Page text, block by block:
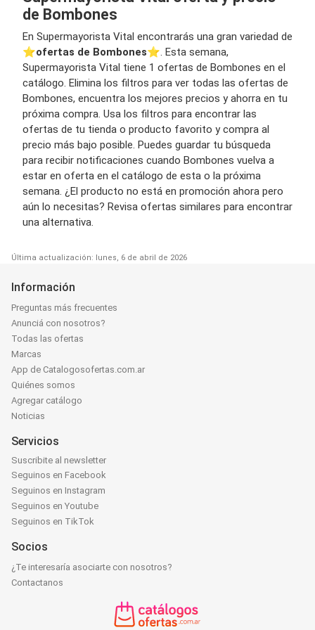
de Bombones
En Supermayorista Vital encontrarás una gran variedad de
⭐️ofertas de Bombones⭐️. Esta semana,
Supermayorista Vital tiene 1 ofertas de Bombones en el
catálogo. Elimina los filtros para ver todas las ofertas de
Bombones, encuentra los mejores precios y ahorra en tu
próxima compra. Usa los filtros para encontrar las
ofertas de tu tienda o producto favorito y compra al
precio más bajo posible. Puedes guardar tu búsqueda
para recibir notificaciones cuando Bombones vuelva a
estar en oferta en el catálogo de esta o la próxima
semana. ¿El producto no está en promoción ahora pero
aún lo necesitas? Revisa ofertas similares para encontrar
una alternativa.
Última actualización: lunes, 6 de abril de 2026
Información
Preguntas más frecuentes
Anunciá con nosotros?
Todas las ofertas
Marcas
App de Catalogosofertas.com.ar
Quiénes somos
Agregar catálogo
Noticias
Servicios
Suscribite al newsletter
Seguinos en Facebook
Seguinos en Instagram
Seguinos en Youtube
Seguinos en TikTok
Socios
¿Te interesaría asociarte con nosotros?
Contactanos